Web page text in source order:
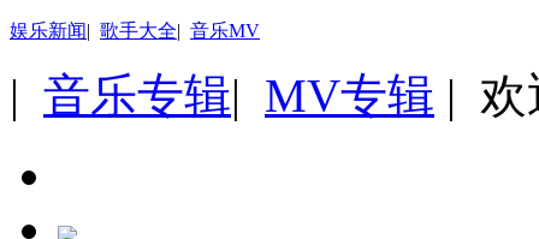
娱乐新闻| 歌手大全| 音乐MV
| 音乐专辑| MV专辑 | 欢